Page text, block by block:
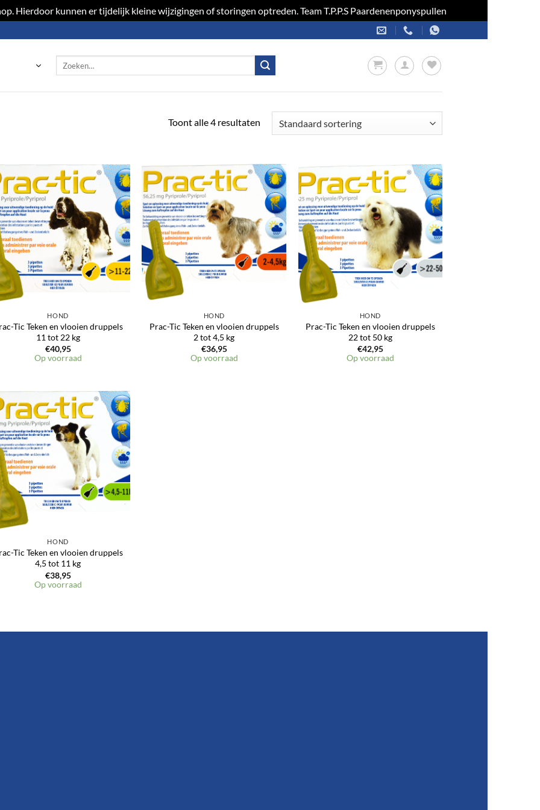
Hierdoor kunnen er tijdelijk kleine wijzigingen of storingen optreden. Team T.P.P.S Paardenenponyspullen
Toont alle 4 resultaten
HOND
Tic Teken en vlooien druppels
11 tot 22 kg
€40,95
Op voorraad
HOND
Prac-Tic Teken en vlooien druppels
2 tot 4,5 kg
€36,95
Op voorraad
HOND
Prac-Tic Teken en vlooien druppels
22 tot 50 kg
€42,95
Op voorraad
HOND
Tic Teken en vlooien druppels
4,5 tot 11 kg
€38,95
Op voorraad